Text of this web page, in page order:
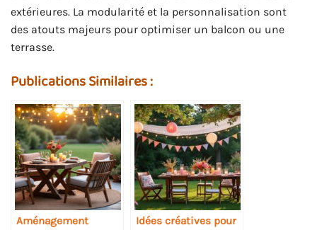
extérieures. La modularité et la personnalisation sont
des atouts majeurs pour optimiser un balcon ou une
terrasse.
Publications Similaires :
Aménagement
Idées créatives pour